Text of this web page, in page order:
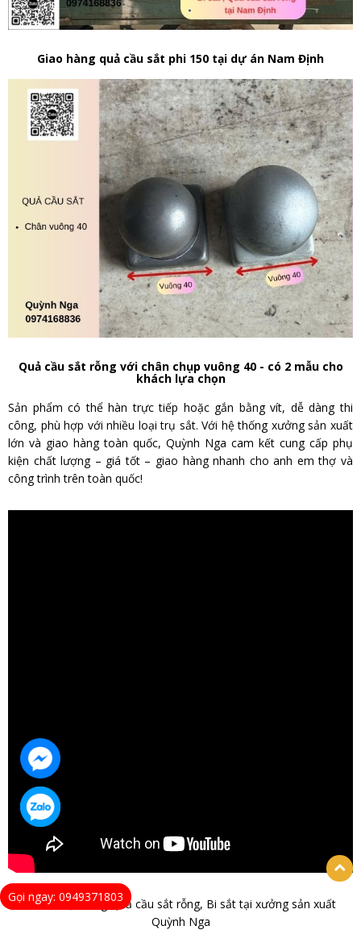
Giao hàng quả cầu sắt phi 150 tại dự án Nam Định
Quả cầu sắt rỗng với chân chụp vuông 40 - có 2 mẫu cho
khách lựa chọn
Sản phẩm có thể hàn trực tiếp hoặc gắn bằng vít, dễ dàng thi
công, phù hợp với nhiều loại trụ sắt. Với hệ thống xưởng sản xuất
lớn và giao hàng toàn quốc, Quỳnh Nga cam kết cung cấp phụ
kiện chất lượng – giá tốt – giao hàng nhanh cho anh em thợ và
công trình trên toàn quốc!
Video mặt hàng Quả cầu sắt rỗng, Bi sắt tại xưởng sản xuất
Quỳnh Nga
Gọi ngay: 0949371803